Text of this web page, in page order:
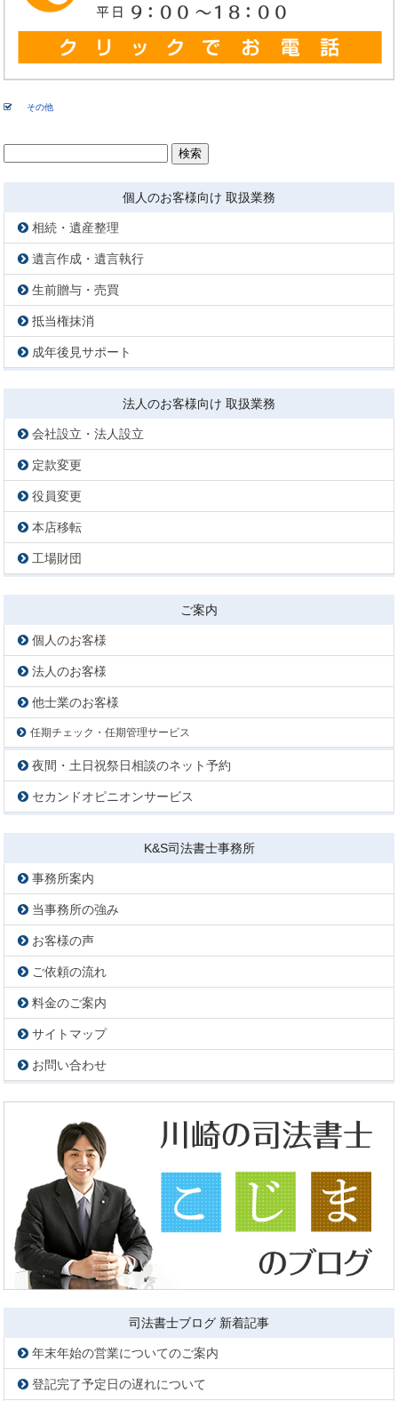
その他
検
索:
個人のお客様向け 取扱業務
相続・遺産整理
遺言作成・遺言執行
生前贈与・売買
抵当権抹消
成年後見サポート
法人のお客様向け 取扱業務
会社設立・法人設立
定款変更
役員変更
本店移転
工場財団
ご案内
個人のお客様
法人のお客様
他士業のお客様
任期チェック・任期管理サービス
夜間・土日祝祭日相談のネット予約
セカンドオピニオンサービス
K&S司法書士事務所
事務所案内
当事務所の強み
お客様の声
ご依頼の流れ
料金のご案内
サイトマップ
お問い合わせ
司法書士ブログ 新着記事
年末年始の営業についてのご案内
登記完了予定日の遅れについて